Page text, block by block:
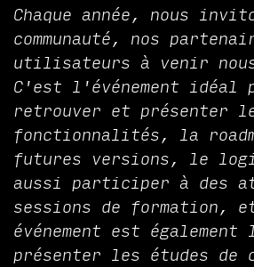
Chaque année, nous
communauté, nos
utilisateurs à venir
C'est l'événement idéal
retrouver et présenter
fonctionnalités, la
futures versions, le
aussi participer à des
sessions de formation,
événement est
présenter les études de